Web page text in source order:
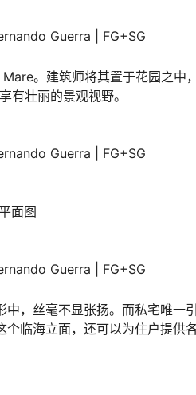
Guerra | FG+SG
。建筑师将其置于花园之中
有壮丽的景观视野。
Guerra | FG+SG
面图
Guerra | FG+SG
，丝毫不显张扬。而私宅唯一
临海立面，还可以为住户提